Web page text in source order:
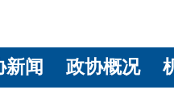
新闻 政协概况